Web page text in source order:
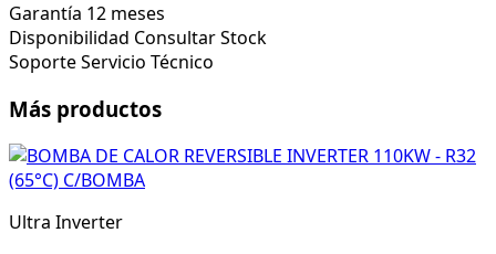
Garantía 12 meses
Disponibilidad Consultar Stock
SoporteServicio Técnico
Más productos
Ultra Inverter